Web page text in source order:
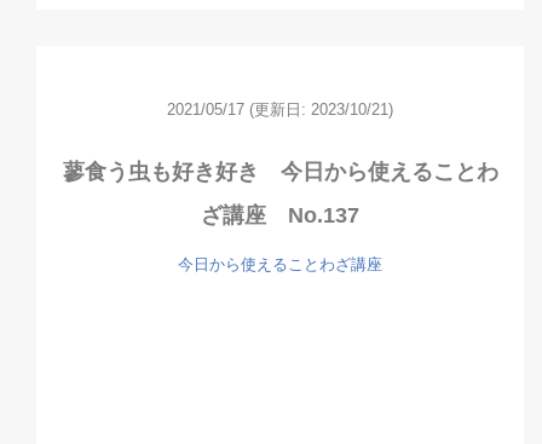
2021/05/17 (更新日: 2023/10/21)
蓼食う虫も好き好き 今日から使えることわ
ざ講座 No.137
今日から使えることわざ講座